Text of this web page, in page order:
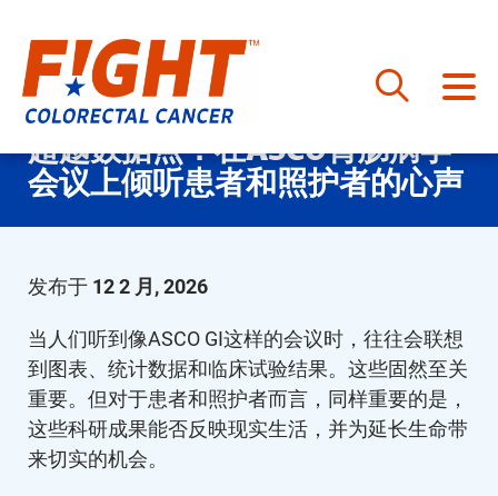
至 超越数据点：在ASCO胃肠病学
会议上倾听患者和照护者的心声
发布于 12 2 月, 2026
当人们听到像ASCO GI这样的会议时，往往会联想
到图表、统计数据和临床试验结果。这些固然至关
重要。但对于患者和照护者而言，同样重要的是，
这些科研成果能否反映现实生活，并为延长生命带
来切实的机会。